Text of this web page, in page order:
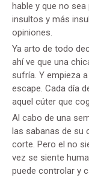
hable y que no
insultos y más
opiniones.
Ya arto de todo
ahí ve que una
sufría. Y empieza
escape. Cada día
aquel cúter que
Al cabo de una
las sabanas de su
corte. Pero el no
vez se siente
puede controlar y